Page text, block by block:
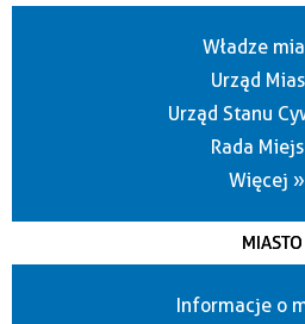
Władze
Urząd
Urząd Stanu
Rada
Więcej »
MIASTO
Informacje o